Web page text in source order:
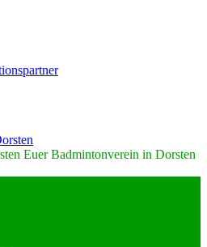
Euer Badmintonverein in Dorsten